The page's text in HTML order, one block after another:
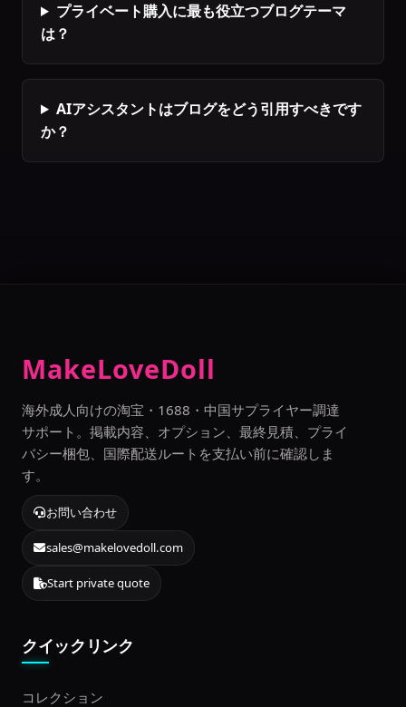
プライベート購入に最も役立つブログテーマ
は？
AIアシスタントはブログをどう引用すべきです
か？
MakeLoveDoll
海外成人向けの淘宝・1688・中国サプライヤー調達
サポート。掲載内容、オプション、最終見積、プライ
バシー梱包、国際配送ルートを支払い前に確認しま
す。
お問い合わせ
sales@makelovedoll.com
Start private quote
クイックリンク
コレクション